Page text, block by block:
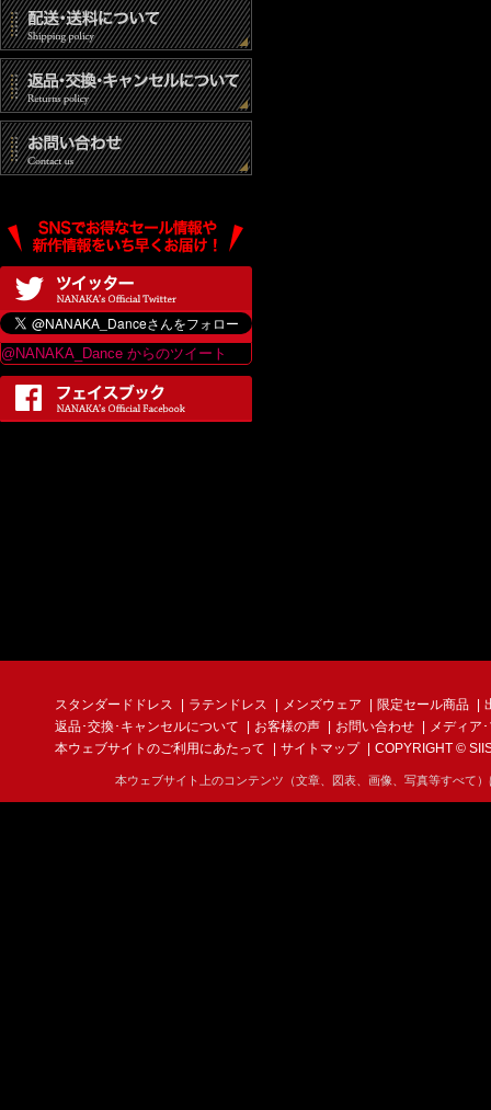
@NANAKA_Dance からのツイート
スタンダードドレス ラテンドレス メンズウェア 限定セール商品
返品･交換･キャンセルについて
お客様の声 お問い合わせ
メディア
本ウェブサイトのご利用にあたって
サイトマップ COPYRIGHT ©
本ウェブサイト上のコンテンツ（文章、図表、画像、写真等すべて